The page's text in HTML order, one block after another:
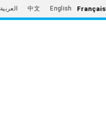
العربية 中文 English Français